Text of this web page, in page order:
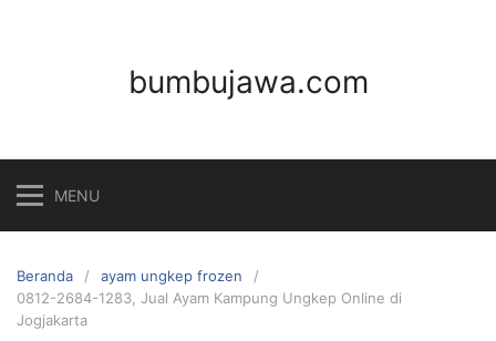
bumbujawa.com
MENU
Beranda
ayam ungkep frozen
0812-2684-1283, Jual Ayam Kampung Ungkep Online di
Jogjakarta